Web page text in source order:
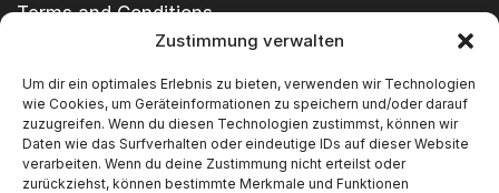
Zustimmung verwalten
Um dir ein optimales Erlebnis zu bieten, verwenden wir Technologien
wie Cookies, um Geräteinformationen zu speichern und/oder darauf
zuzugreifen. Wenn du diesen Technologien zustimmst, können wir
Daten wie das Surfverhalten oder eindeutige IDs auf dieser Website
verarbeiten. Wenn du deine Zustimmung nicht erteilst oder
zurückziehst, können bestimmte Merkmale und Funktionen
Terms and Conditions